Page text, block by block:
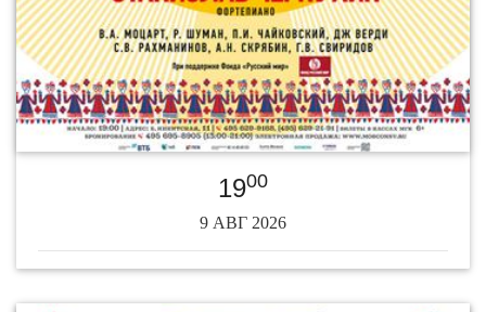
1900
9 АВГ 2026